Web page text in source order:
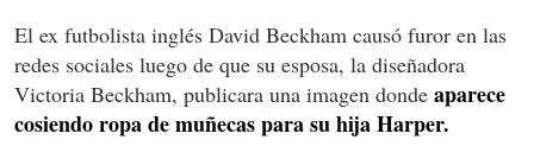
El ex futbolista inglés David Beckham causó furor en las
redes sociales luego de que su esposa, la diseñadora
Victoria Beckham, publicara una imagen donde aparece
cosiendo ropa de muñecas para su hija Harper.